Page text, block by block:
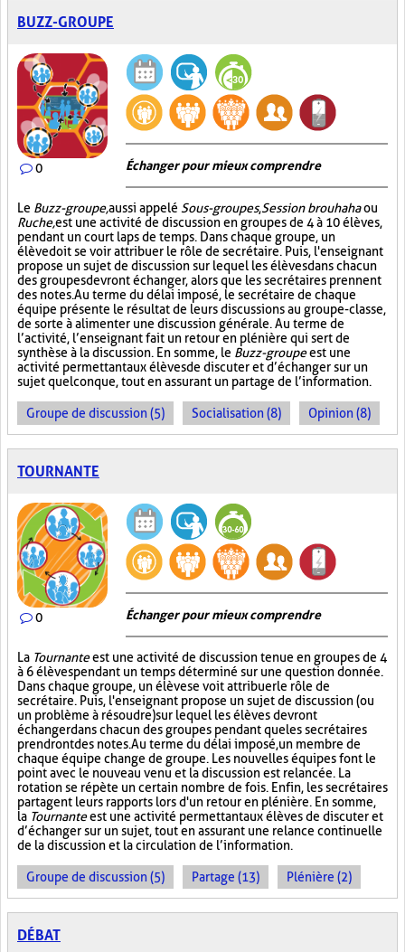
BUZZ-GROUPE
0 Échanger pour mieux comprendre
Le Buzz-groupe,aussi appelé Sous-groupes,Session brouhahaou
Ruche,est une activité de discussion en groupes de 4 à 10 élèves,
pendant un court laps de temps. Dans chaque groupe, un
élève doit se voir attribuer le rôle de secrétaire. Puis, l'enseignant
propose un sujet de discussion sur lequel les élèves dans chacun
des groupes devront échanger, alors que les secrétaires prennent
des notes. Au terme du délai imposé, le secrétaire de chaque
équipe présente le résultat de leurs discussions au groupe-classe,
de sorte à alimenter une discussion générale. Au terme de
l’activité, l’enseignant fait un retour en plénière qui sert de
synthèse à la discussion. En somme, le Buzz-groupeest une
activité permettant aux élèves de discuter et d’échanger sur un
sujet quelconque, tout en assurant un partage de l’information.
Groupe de discussion (5) Socialisation (8) Opinion (8)
TOURNANTE
0 Échanger pour mieux comprendre
La Tournanteest une activité de discussion tenue en groupes de 4
à 6 élèves pendant un temps déterminé sur une question donnée.
Dans chaque groupe, un élève se voit attribuer le rôle de
secrétaire. Puis, l'enseignant propose un sujet de discussion (ou
un problème à résoudre) sur lequel les élèves devront
échanger dans chacun des groupes pendant que les secrétaires
prendront des notes. Au terme du délai imposé, un membre de
chaque équipe change de groupe. Les nouvelles équipes font le
point avec le nouveau venu et la discussion est relancée. La
rotation se répète un certain nombre de fois. Enfin, les secrétaires
partagent leurs rapports lors d'un retour en plénière. En somme,
la Tournanteest une activité permettant aux élèves de discuter et
d’échanger sur un sujet, tout en assurant une relance continuelle
de la discussion et la circulation de l’information.
Groupe de discussion (5) Partage (13) Plénière (2)
DÉBAT